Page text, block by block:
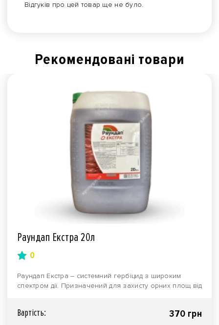
Відгуків про цей товар ще не було.
Рекомендованi товари
Раундап Екстра 20л
0
Раундап Екстра – системний гербіцид з широким
спектром дії. Призначений для захисту орних площ від
Вартiсть: 370 грн